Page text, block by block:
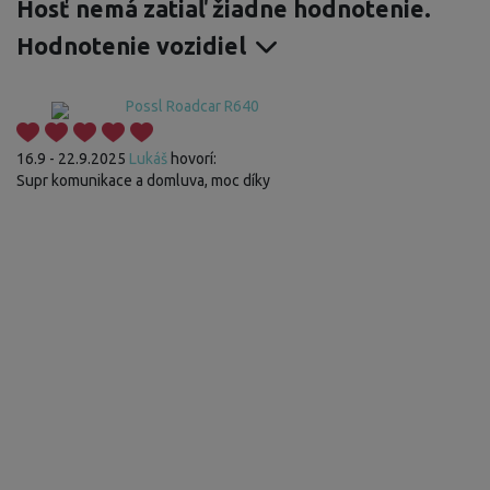
Hosť nemá zatiaľ žiadne hodnotenie.
Hodnotenie vozidiel
Possl Roadcar R640
16.9 - 22.9.2025 Lukáš hovorí:
Supr komunikace a domluva, moc díky